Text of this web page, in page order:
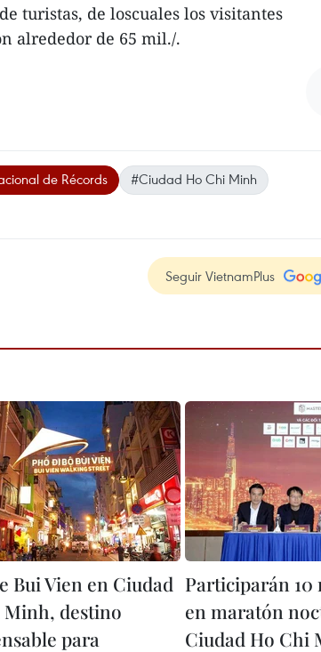
turistas, de loscuales los visitantes
alrededor de 65 mil./.
de Récords
#Ciudad Ho Chi Minh
Seguir VietnamPlus
Bui Vien en Ciudad
Minh, destino
para
Participarán 10
en maratón
Ciudad Ho Chi